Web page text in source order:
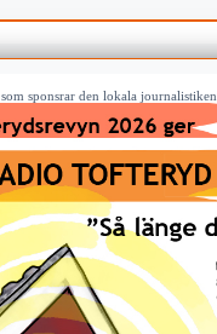
sponsrar den lokala journalistiken.